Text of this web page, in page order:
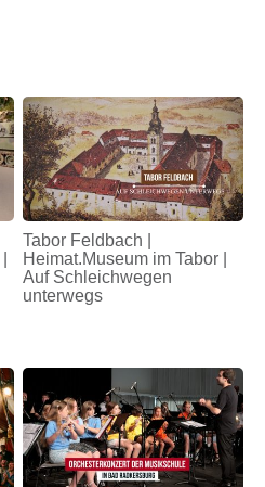
Tabor Feldbach |
Heimat.Museum im Tabor |
Auf Schleichwegen
unterwegs